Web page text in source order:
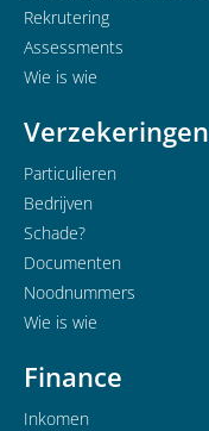
Rekrutering
Assessments
Wie is wie
Verzekeringen
Particulieren
Bedrijven
Schade?
Documenten
Noodnummers
Wie is wie
Finance
Inkomen